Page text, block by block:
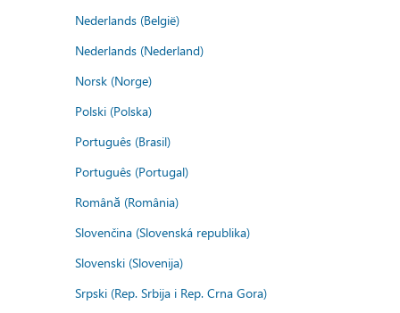
Nederlands (België)
Nederlands (Nederland)
Norsk (Norge)
Polski (Polska)
Português (Brasil)
Português (Portugal)
Română (România)
Slovenčina (Slovenská republika)
Slovenski (Slovenija)
Srpski (Rep. Srbija i Rep. Crna Gora)